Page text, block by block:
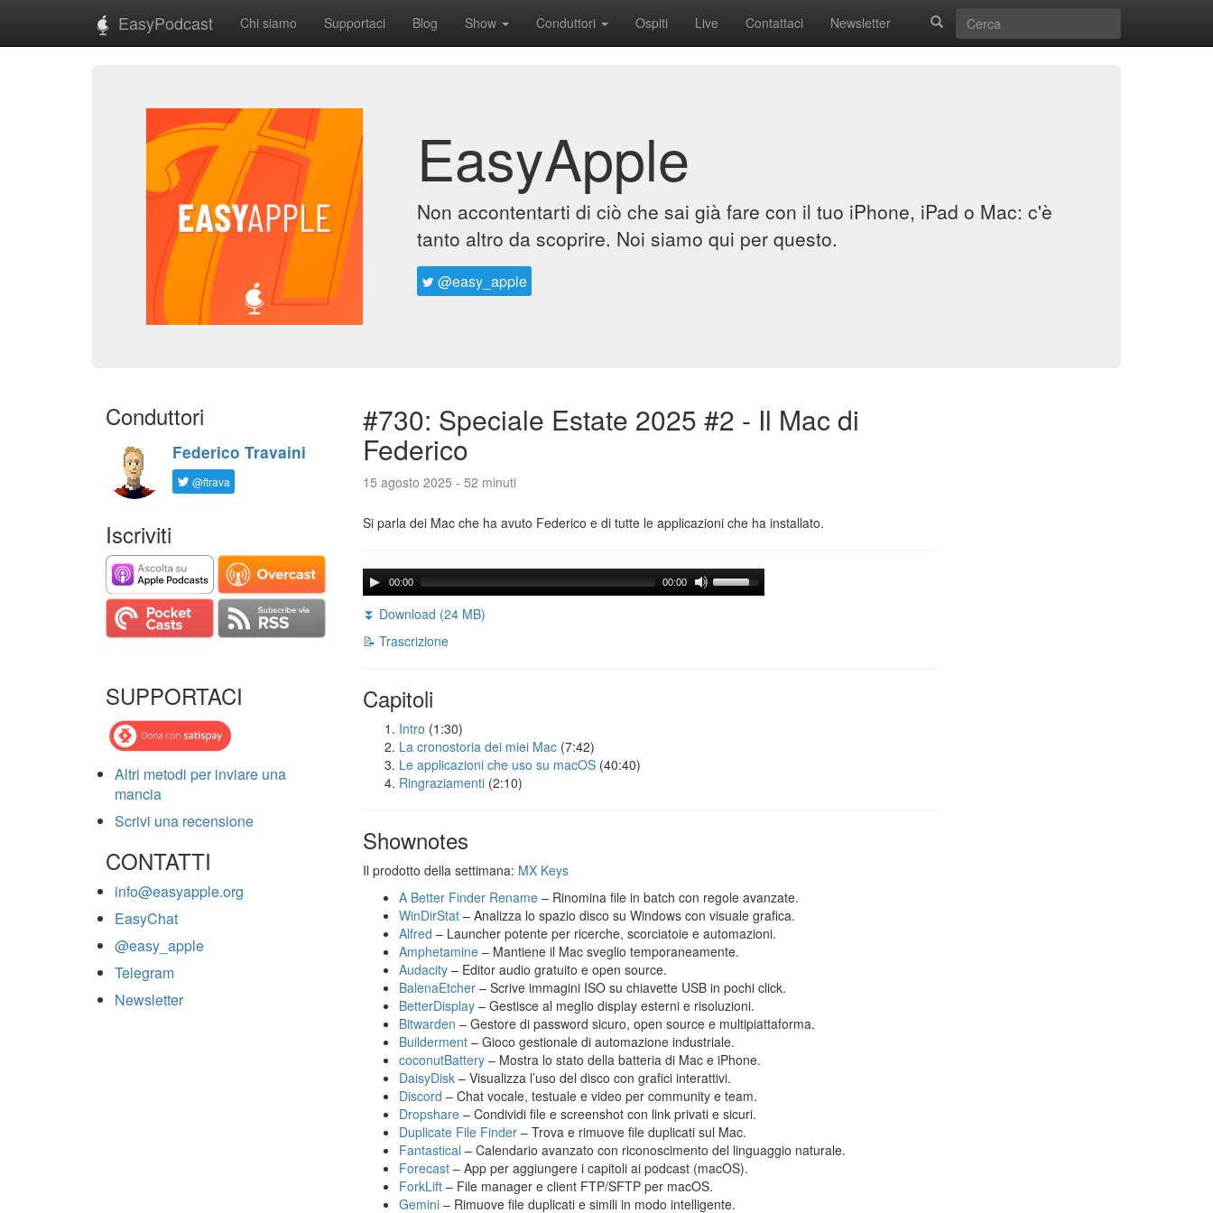
EasyPodcast Chi siamo Supportaci Blog Show Conduttori Ospiti Live Contattaci Newsletter
EasyApple
Non accontentarti di ciò che sai già fare con il tuo iPhone, iPad o Mac: c'è
tanto altro da scoprire. Noi siamo qui per questo.
@easy_apple
Conduttori
Federico Travaini
@ftrava
Iscriviti
SUPPORTACI
Altri metodi per inviare una
mancia
Scrivi una recensione
CONTATTI
info@easyapple.org
EasyChat
@easy_apple
Telegram
Newsletter
#730: Speciale Estate 2025 #2 - Il Mac di
Federico
15 agosto 2025 - 52 minuti
Si parla dei Mac che ha avuto Federico e di tutte le applicazioni che ha installato.
00:00 00:00
⏬ Download (24 MB)
📝 Trascrizione
Capitoli
Intro (1:30)
La cronostoria dei miei Mac (7:42)
Le applicazioni che uso su macOS (40:40)
Ringraziamenti (2:10)
Shownotes
Il prodotto della settimana: MX Keys
A Better Finder Rename – Rinomina file in batch con regole avanzate.
WinDirStat – Analizza lo spazio disco su Windows con visuale grafica.
Alfred – Launcher potente per ricerche, scorciatoie e automazioni.
Amphetamine – Mantiene il Mac sveglio temporaneamente.
Audacity – Editor audio gratuito e open source.
BalenaEtcher – Scrive immagini ISO su chiavette USB in pochi click.
BetterDisplay – Gestisce al meglio display esterni e risoluzioni.
Bitwarden – Gestore di password sicuro, open source e multipiattaforma.
Builderment – Gioco gestionale di automazione industriale.
coconutBattery – Mostra lo stato della batteria di Mac e iPhone.
DaisyDisk – Visualizza l’uso del disco con grafici interattivi.
Discord – Chat vocale, testuale e video per community e team.
Dropshare – Condividi file e screenshot con link privati e sicuri.
Duplicate File Finder – Trova e rimuove file duplicati sul Mac.
Fantastical – Calendario avanzato con riconoscimento del linguaggio naturale.
Forecast – App per aggiungere i capitoli ai podcast (macOS).
ForkLift – File manager e client FTP/SFTP per macOS.
Gemini – Rimuove file duplicati e simili in modo intelligente.